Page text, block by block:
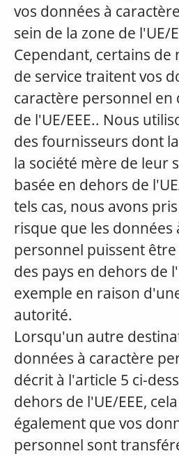
vos données à
sein de la zone de l'UE/
Cependant, certains de
de service traitent vos
caractère personnel en
de l'UE/EEE.. Nous
des fournisseurs dont
la société mère de leur
basée en dehors de
tels cas, nous avons
risque que les données
personnel puissent
des pays en dehors de
exemple en raison
autorité.
Lorsqu'un autre
données à caractère
décrit à l'article 5 ci-
dehors de l'UE/EEE,
également que vos
personnel sont